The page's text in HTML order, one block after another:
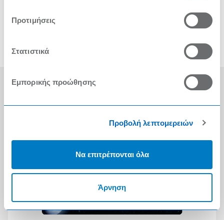
Προτιμήσεις
Στατιστικά
Εμπορικής προώθησης
Προβολή λεπτομερειών
Να επιτρέπονται όλα
Άρνηση